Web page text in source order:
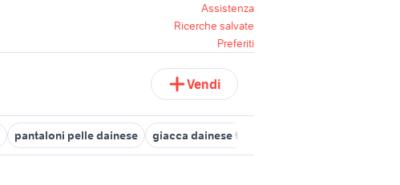
Assistenza
Ricerche salvate
Preferiti
Vendi
pantaloni pelle dainese giacca dainese traforata